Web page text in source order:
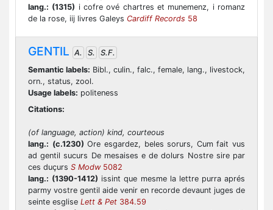
lang.: (1315) i cofre ové chartres et munemenz, i romanz
de la rose, iij livres Galeys Cardiff Records 58
GENTIL A. S.
S.F.
Semantic labels: Bibl., culin., falc., female, lang., livestock,
orn., status, zool.
Usage labels: politeness
Citations:
(of language, action) kind, courteous
lang.: (c.1230) Ore esgardez, beles sorurs, Cum fait vus
ad gentil sucurs De mesaises e de dolurs Nostre sire par
ces duçurs S Modw5082
lang.: (1390-1412) issint que mesme la lettre purra aprés
parmy vostre gentil aide venir en recorde devaunt juges de
seinte esglise Lett & Pet 384.59